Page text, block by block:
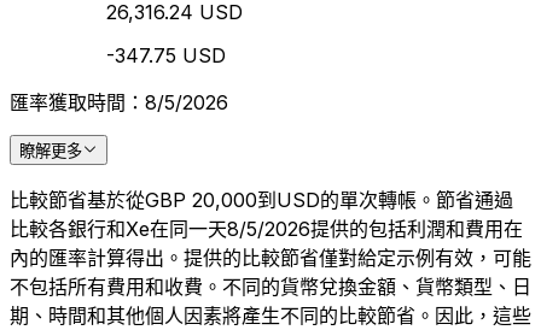
26,316.24 USD
-347.75 USD
匯率獲取時間：8/5/2026
瞭解更多
比較節省基於從GBP 20,000到USD的單次轉帳。節省通過
比較各銀行和Xe在同一天8/5/2026提供的包括利潤和費用在
內的匯率計算得出。提供的比較節省僅對給定示例有效，可能
不包括所有費用和收費。不同的貨幣兌換金額、貨幣類型、日
期、時間和其他個人因素將產生不同的比較節省。因此，這些